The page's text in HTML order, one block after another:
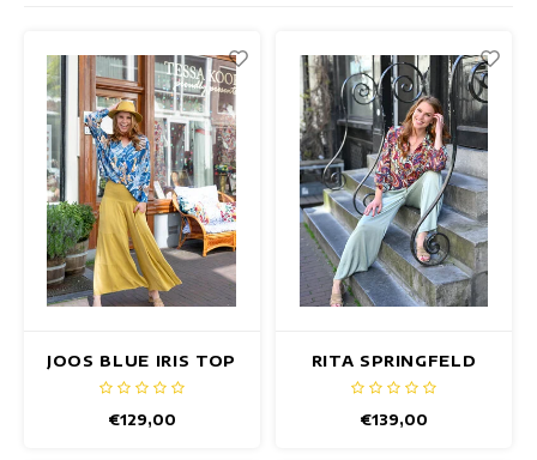
Kleurrijke Jurken
Kokerjurken
Korte Jurken
Korte Mouw Jurken
Lange Mouw Jurken
JOOS BLUE IRIS TOP
€129,00
RITA SPRINGFELD
TOP
€139,00